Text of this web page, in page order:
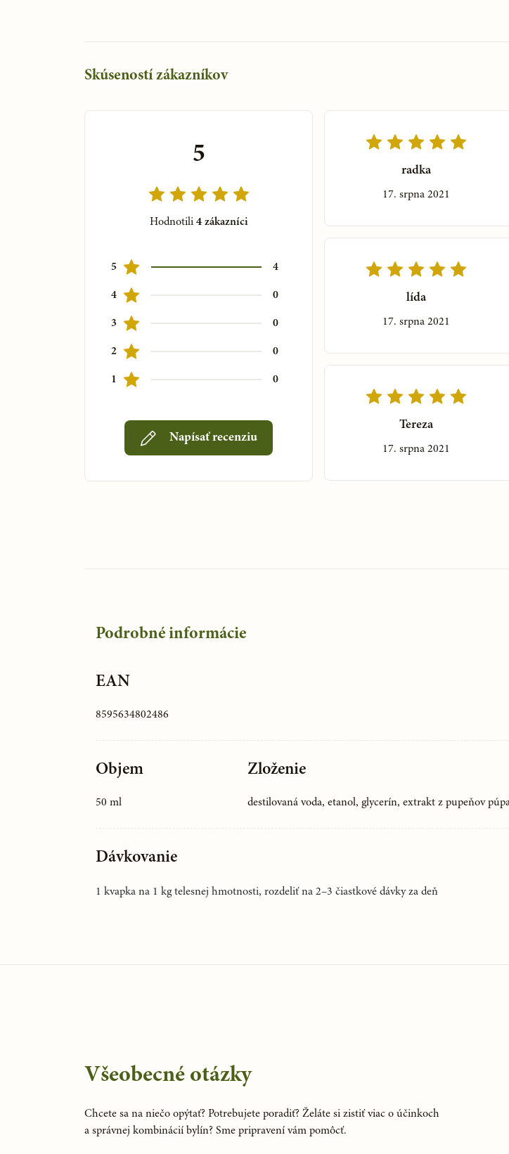
Skúseností zákazníkov
5
Hodnotili 4 zákazníci
5 4
4 0
3 0
2 0
1 0
Napísať recenziu
radka
17. srpna 2021
lída
17. srpna 2021
Tereza
17. srpna 2021
Podrobné informácie
EAN
8595634802486
Objem
50 ml
Zloženie
destilovaná voda, etanol, glycerín, extrakt z pupeňov
Dávkovanie
1 kvapka na 1 kg telesnej hmotnosti, rozdeliť na 2–3 čiastkové dávky za deň
Všeobecné otázky
Chcete sa na niečo opýtať? Potrebujete poradiť? Želáte si zistiť viac o účinkoch
a správnej kombinácií bylín? Sme pripravení vám pomôcť.